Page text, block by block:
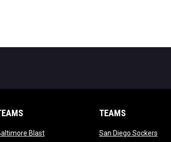
Blastopens in new window
TEAMS
San Diego Sockers